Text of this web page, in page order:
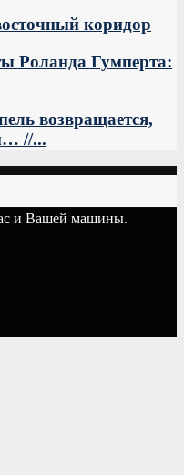
коридор
Роланда Гумперта:
возвращается,
//...
и Вашей машины.